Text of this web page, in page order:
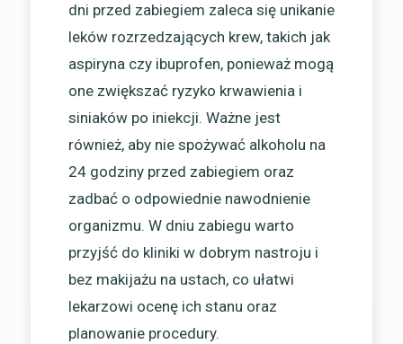
dni przed zabiegiem zaleca się unikanie
leków rozrzedzających krew, takich jak
aspiryna czy ibuprofen, ponieważ mogą
one zwiększać ryzyko krwawienia i
siniaków po iniekcji. Ważne jest
również, aby nie spożywać alkoholu na
24 godziny przed zabiegiem oraz
zadbać o odpowiednie nawodnienie
organizmu. W dniu zabiegu warto
przyjść do kliniki w dobrym nastroju i
bez makijażu na ustach, co ułatwi
lekarzowi ocenę ich stanu oraz
planowanie procedury.